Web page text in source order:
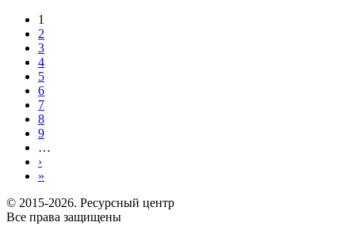
1
2
3
4
5
6
7
8
9
…
›
»
© 2015-2026. Ресурсный центр
Все права защищены